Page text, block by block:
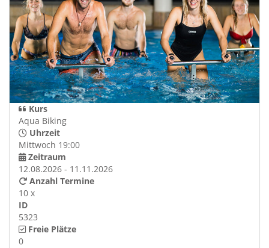
Kurs
Aqua Biking
Uhrzeit
Mittwoch 19:00
Zeitraum
12.08.2026 - 11.11.2026
Anzahl Termine
10 x
ID
5323
Freie Plätze
0